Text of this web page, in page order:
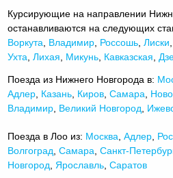
Курсирующие на направлении
останавливаются на следующих
Воркута
Владимир Россошь ,Лиски
Ухта ,Лихая Микунь Кавказская
Поезда из Нижнего Новгорода в:
Адлер Казань Киров ,Самара
Владимир Великий Новгород
Поезда в Лоо из: Москва ,Адлер
Волгоград ,Самара ,Санкт-
Новгород
Ярославль ,Саратов